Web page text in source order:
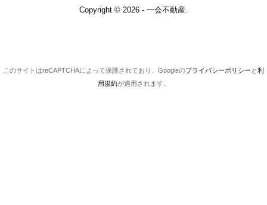
Copyright © 2026 - 一会不動産.
このサイトはreCAPTCHAによって保護されており、Googleのプライバシーポリシー と利
用規約が適用されます。